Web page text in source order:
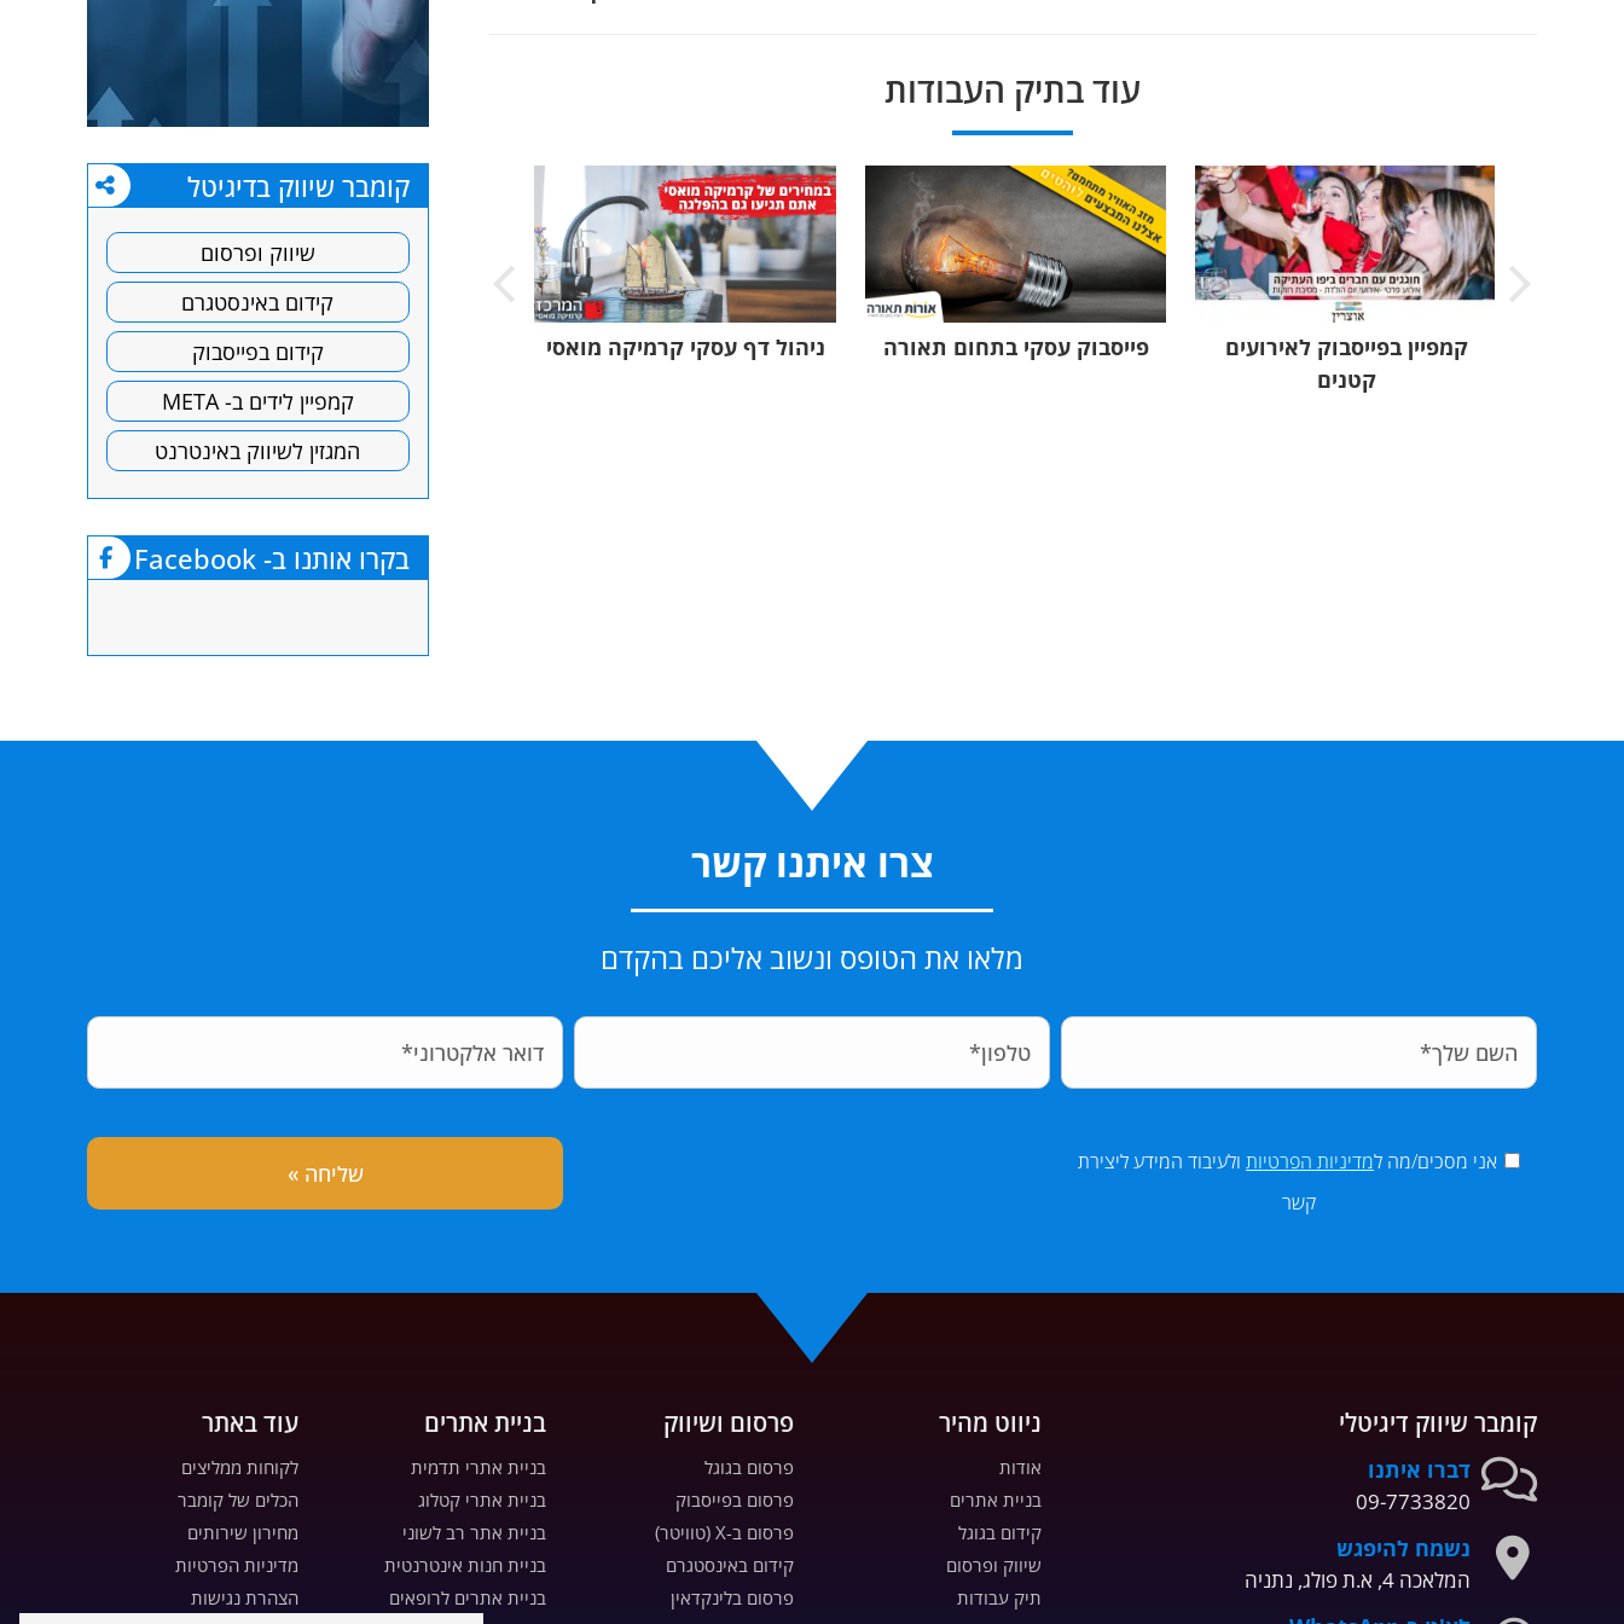
עוד בתיק העבודות
קמפיין בפייסבוק לאירועים
קטנים
פייסבוק עסקי בתחום תאורה ניהול דף עסקי קרמיקה מואסי ניהול קמפיין דרושים לזיגזג ניהול קמפיין
קומבר שיווק בדיגיטל
שיווק ופרסום
קידום באינסטגרם
קידום בפייסבוק
קמפיין לידים ב- META
המגזין לשיווק באינטרנט
בקרו אותנו ב- Facebook
צרו איתנו קשר
מלאו את הטופס ונשוב אליכם בהקדם
אני מסכים/מה למדיניות הפרטיות ולעיבוד המידע ליצירת
קשר
קומבר שיווק דיגיטלי
דברו איתנו
09-7733820
נשמח להיפגש
המלאכה 4, א.ת פולג, נתניה
ניווט מהיר
אודות
בניית אתרים
קידום בגוגל
שיווק ופרסום
תיק עבודות
פרסום ושיווק
פרסום בגוגל
פרסום בפייסבוק
פרסום ב-X (טוויטר)
קידום באינסטגרם
פרסום בלינקדאין
בניית אתרים
בניית אתרי תדמית
בניית אתרי קטלוג
בניית אתר רב לשוני
בניית חנות אינטרנטית
בניית אתרים לרופאים
עוד באתר
לקוחות ממליצים
הכלים של קומבר
מחירון שירותים
מדיניות הפרטיות
הצהרת נגישות